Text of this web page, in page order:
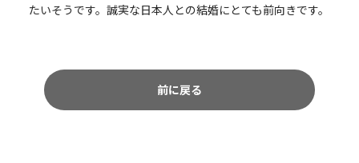
たいそうです。誠実な日本人との結婚にとても前向きです。
前に戻る